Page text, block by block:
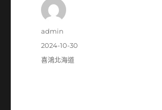
作
admin
發
佈
2024-10-30
分
喜鴻北海道